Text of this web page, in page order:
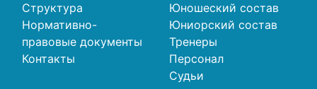
Структура
Нормативно-
правовые документы
Контакты
Юношеский состав
Юниорский состав
Тренеры
Персонал
Судьи